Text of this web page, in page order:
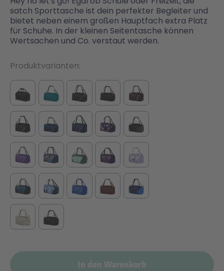
satch Sporttasche ist dein perfekter Begleiter und
bietet neben einem großen Hauptfach extra Platz
für Schuhe. In der kleinen Seitentasche können
Wertsachen und Co. verstaut werden.
In den Warenkorb
Produktvarianten